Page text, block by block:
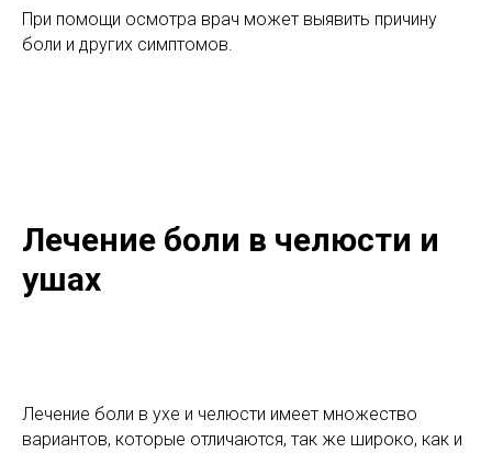
При помощи осмотра врач может выявить причину
боли и других симптомов.
Лечение боли в челюсти и
ушах
Лечение боли в ухе и челюсти имеет множество
вариантов, которые отличаются, так же широко, как и